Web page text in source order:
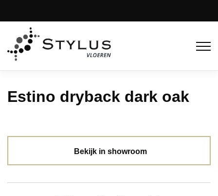
Estino dryback dark oak
Bekijk in showroom